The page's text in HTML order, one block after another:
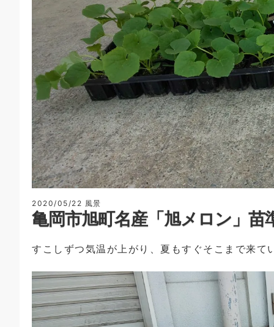
2020/05/22 風景
亀岡市旭町名産「旭メロン」苗
すこしずつ気温が上がり、夏もすぐそこまで来て